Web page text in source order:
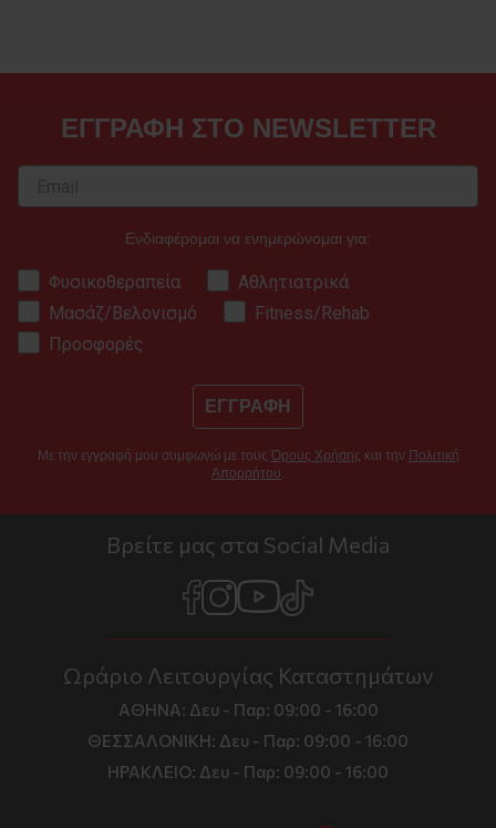
ΕΓΓΡΑΦΗ ΣΤΟ NEWSLETTER
Ενδιαφέρομαι να ενημερώνομαι για:
Φυσικοθεραπεία
Αθλητιατρικά
Μασάζ/Βελονισμό
Fitness/Rehab
Προσφορές
ΕΓΓΡΑΦΗ
Με την εγγραφή μου συμφωνώ με τους Όρους Χρήσης και την Πολιτική
Απορρήτου.
Βρείτε μας στα Social Media
Ωράριο Λειτουργίας Καταστημάτων
ΑΘΗΝΑ: Δευ - Παρ: 09:00 - 16:00
ΘΕΣΣΑΛΟΝΙΚΗ: Δευ - Παρ: 09:00 - 16:00
ΗΡΑΚΛΕΙΟ: Δευ - Παρ: 09:00 - 16:00